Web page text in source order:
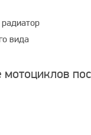
вида
мотоциклов